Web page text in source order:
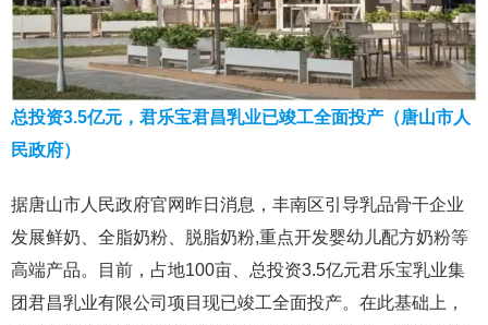
总投资3.5亿元，君乐宝君昌乳业已竣工全面投产（唐山市人
民政府）
据唐山市人民政府官网昨日消息，丰南区引导乳品骨干企业
发展鲜奶、全脂奶粉、脱脂奶粉,重点开发婴幼儿配方奶粉等
高端产品。目前，占地100亩、总投资3.5亿元君乐宝乳业集
团君昌乳业有限公司项目现已竣工全面投产。在此基础上，